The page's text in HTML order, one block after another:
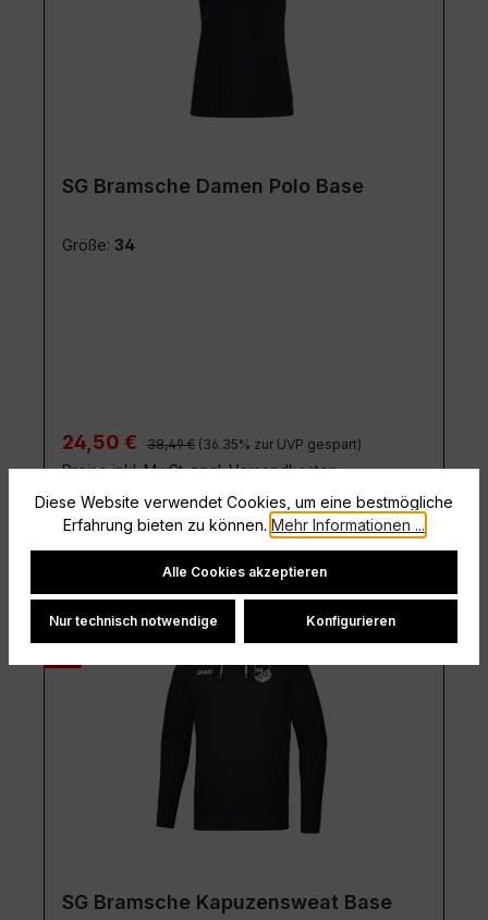
SG Bramsche Damen Polo Base
Größe: 34
Verkaufspreis:
24,50 € Regulärer Preis:
38,49 € (36.35% zur UVP gespart)
Preise inkl. MwSt. zzgl. Versandkosten
Details
Rabatt
%
SG Bramsche Kapuzensweat Base
Diese Website verwendet Cookies, um eine bestmögliche
Erfahrung bieten zu können. Mehr Informationen ...
Cookie-Einstellungen
Alle Cookies akzeptieren
Nur technisch notwendige Konfigurieren